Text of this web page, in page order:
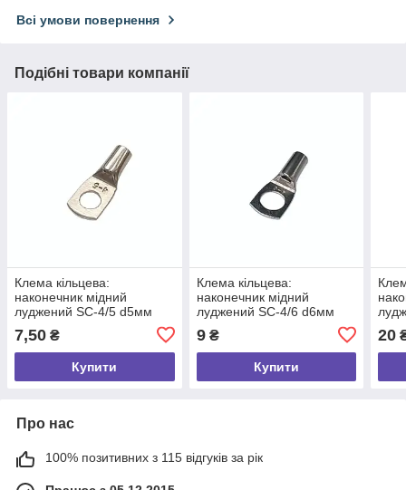
Всі умови повернення
Подібні товари компанії
Клема кільцева:
наконечник мідний
луджений SC-4/5 d5мм
7,50 ₴
Купити
Клема кільцева:
наконечник мідний
луджений SC-4/6 d6мм
9₴
Купити
20
Про нас
100% позитивних з 115 відгуків за рік